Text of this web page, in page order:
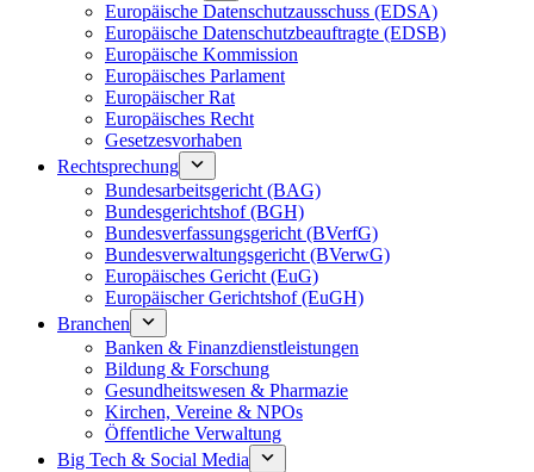
Europäische Datenschutzausschuss (EDSA)
Europäische Datenschutzbeauftragte (EDSB)
Europäische Kommission
Europäisches Parlament
Europäischer Rat
Europäisches Recht
Gesetzesvorhaben
Rechtsprechung
Bundesarbeitsgericht (BAG)
Bundesgerichtshof (BGH)
Bundesverfassungsgericht (BVerfG)
Bundesverwaltungsgericht (BVerwG)
Europäisches Gericht (EuG)
Europäischer Gerichtshof (EuGH)
Branchen
Banken & Finanzdienstleistungen
Bildung & Forschung
Gesundheitswesen & Pharmazie
Kirchen, Vereine & NPOs
Öffentliche Verwaltung
Big Tech & Social Media